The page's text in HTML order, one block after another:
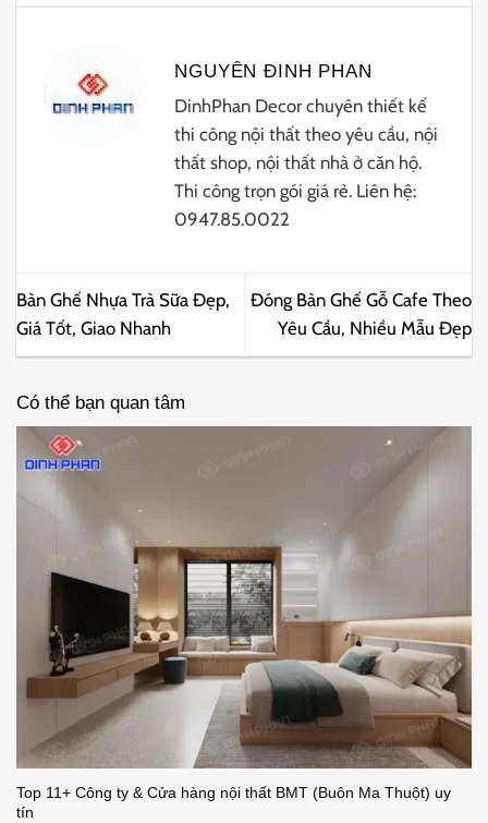
NGUYÊN ĐINH PHAN
DinhPhan Decor chuyên thiết kế
thi công nội thất theo yêu cầu, nội
thất shop, nội thất nhà ở căn hộ.
Thi công trọn gói giá rẻ. Liên hệ:
0947.85.0022
Bàn Ghế Nhựa Trà Sữa Đẹp,
Giá Tốt, Giao Nhanh
Đóng Bàn Ghế Gỗ Cafe Theo
Yêu Cầu, Nhiều Mẫu Đẹp
Có thể bạn quan tâm
Top 11+ Công ty & Cửa hàng nội thất BMT (Buôn Ma Thuột) uy
tín